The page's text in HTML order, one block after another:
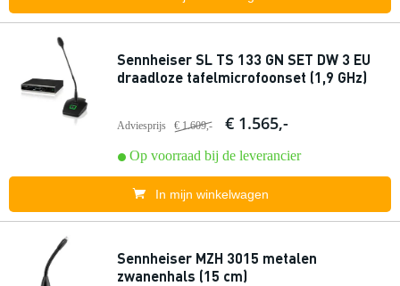
Sennheiser SL TS 133 GN SET DW 3 EU
draadloze tafelmicrofoonset (1,9 GHz)
Adviesprijs € 1.609,- € 1.565,-
Op voorraad bij de leverancier
In mijn winkelwagen
Sennheiser MZH 3015 metalen
zwanenhals (15 cm)